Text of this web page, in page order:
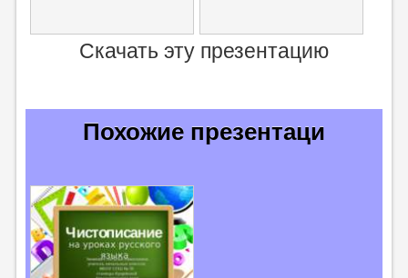
Скачать эту презентацию
Похожие презентаци